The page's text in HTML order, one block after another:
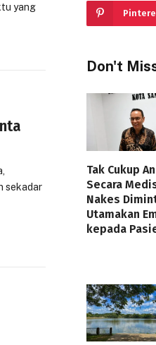
yang
sekadar
Don't
Tak Cukup
Secara
Nakes
Utamakan
kepada